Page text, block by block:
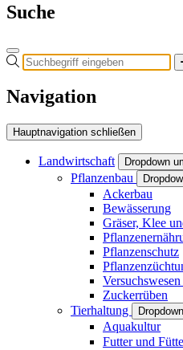
Suche
Navigation
Hauptnavigation schließen
Landwirtschaft Dropdown
Pflanzenbau
Ackerbau
Bewässerung
Gräser, Klee
Pflanzenschutz
Zuckerrüben
Tierhaltung
Aquakultur
Futter und